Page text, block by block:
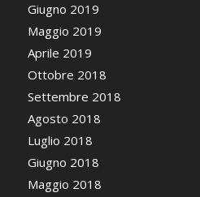
Giugno 2019
Maggio 2019
Aprile 2019
Ottobre 2018
Settembre 2018
Agosto 2018
Luglio 2018
Giugno 2018
Maggio 2018